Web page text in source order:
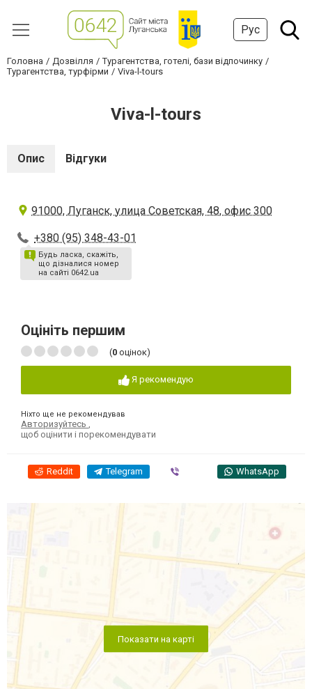
Рус
Головна Дозвілля
Турагентства, готелі, бази відпочинку
Турагентства, турфірми
Viva-l-tours
Viva-l-tours
Опис Відгуки
91000, Луганск, улица Советская, 48, офис 300
+380 (95) 348-43-01
Будь ласка, скажіть,
що дізналися номер
на сайті 0642.ua
Оцініть першим
(0 оцінок)
Я рекомендую
Ніхто ще не рекомендував
Авторизуйтесь
щоб оцінити і порекомендувати
Reddit Telegram WhatsApp
Показати на карті